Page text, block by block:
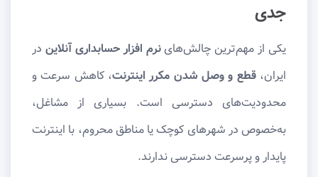
جدی
یکی از مهم‌ترین چالش‌هاینرم افزار حسابداری آنلاین در
ایران،قطع و وصل شدن مکرر اینترنت، کاهش سرعت و
محدودیت‌های دسترسی است. بسیاری از مشاغل،
به‌خصوص در شهرهای کوچک یا مناطق محروم، با اینترنت
پایدار و پرسرعت دسترسی ندارند.